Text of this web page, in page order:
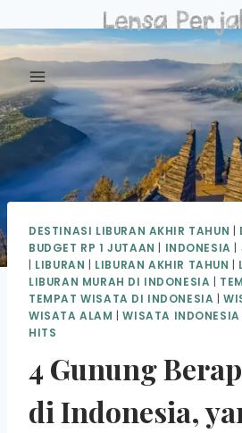
to
content
DESTINASI LIBURAN AKHIR TAHUN |
BUDGET RP 1 JUTAAN | INDONESIA |
| LIBURAN | LIBURAN AKHIR TAHUN |
LIBURAN MURAH DI INDONESIA |
TEMPAT WISATA DI INDONESIA |
WISATA ALAM |WISATA INDONESIA
HITS
4 Gunung
di Indonesia,